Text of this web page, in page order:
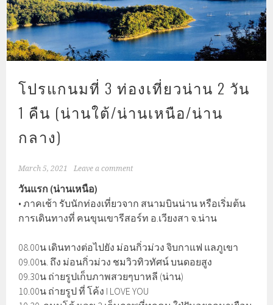
โปรแกนมที่ 3 ท่องเที่ยวน่าน 2 วัน
1 คืน (น่านใต้/น่านเหนือ/น่าน
กลาง)
March 5, 2021 Leave a comment
วันแรก (น่านเหนือ)
• ภาคเช้า รับนักท่องเที่ยวจาก สนามบินน่าน หรือเริ่มต้น
การเดินทางที่ ฅนขุนเขารีสอร์ท อ.เวียงสา จ.น่าน
08.00น เดินทางต่อไปยัง ม่อนกิ่วม่วง จิบกาแฟ แลภูเขา
09.00น. ถึง ม่อนกิ่วม่วง ชมวิวทิวทัศน์ บนดอยสูง
09.30น ถ่ายรูปเก็บภาพสวยๆบาหลี (น่าน)
10.00น ถ่ายรูป ที่ โค้ง I LOVE YOU